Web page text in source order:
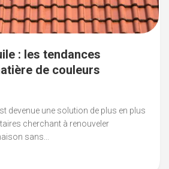
: les tendances
de couleurs
devenue une solution de plus en plus
cherchant à renouveler
sans...